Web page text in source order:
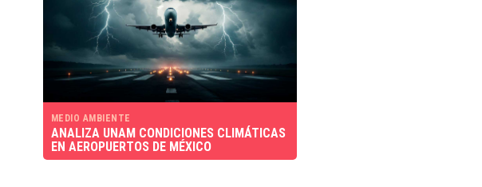
MEDIO AMBIENTE
ANALIZA UNAM CONDICIONES CLIMÁTICAS
EN AEROPUERTOS DE MÉXICO